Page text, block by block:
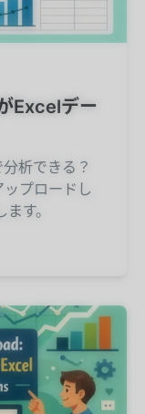
Excelデー
析できる？
プロードし
す。